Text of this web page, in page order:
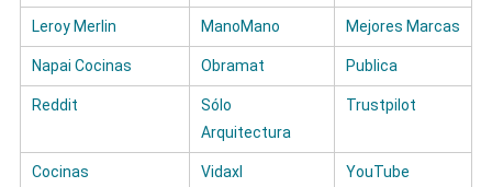
Leroy Merlin ManoMano Mejores Marcas
Napai Cocinas Obramat Publica
Reddit
Sólo
Arquitectura
Trustpilot
Cocinas
Vidaxl YouTube